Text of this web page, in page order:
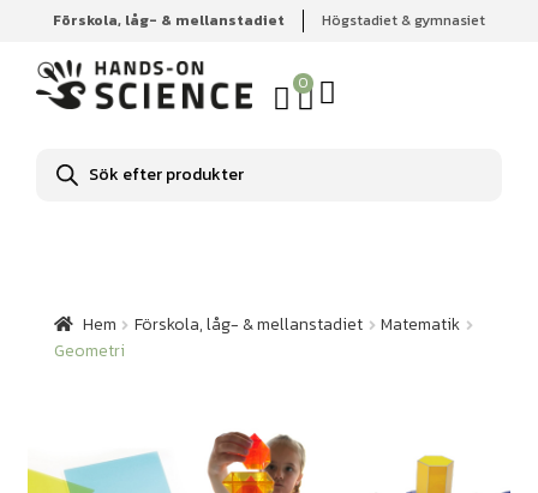
Förskola, låg- & mellanstadiet Högstadiet & gymnasiet
0
Produktsökning
Hem Förskola, låg- & mellanstadiet
Matematik
Geometri
Hem Förskola, låg- & mellanstadiet
Matematik
Geometri